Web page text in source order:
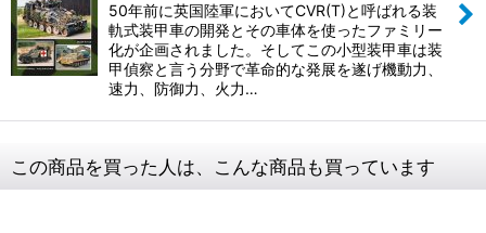
50年前に英国陸軍においてCVR(T)と呼ばれる装
軌式装甲車の開発とその車体を使ったファミリー
化が企画されました。そしてこの小型装甲車は装
甲偵察と言う分野で革命的な発展を遂げ機動力、
速力、防御力、火力…
この商品を買った人は、こんな商品も買っています